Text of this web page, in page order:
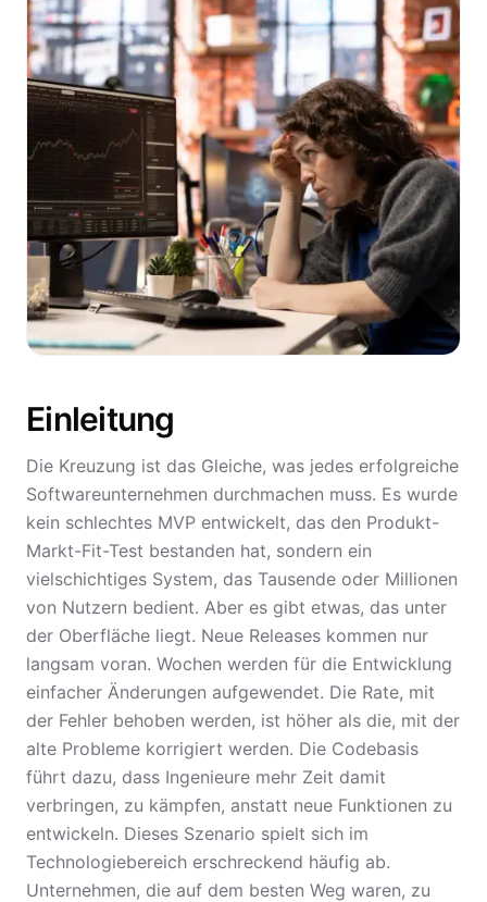
Einleitung
Die Kreuzung ist das Gleiche, was jedes erfolgreiche
Softwareunternehmen durchmachen muss. Es wurde
kein schlechtes MVP entwickelt, das den Produkt-
Markt-Fit-Test bestanden hat, sondern ein
vielschichtiges System, das Tausende oder Millionen
von Nutzern bedient. Aber es gibt etwas, das unter
der Oberfläche liegt. Neue Releases kommen nur
langsam voran. Wochen werden für die Entwicklung
einfacher Änderungen aufgewendet. Die Rate, mit
der Fehler behoben werden, ist höher als die, mit der
alte Probleme korrigiert werden. Die Codebasis
führt dazu, dass Ingenieure mehr Zeit damit
verbringen, zu kämpfen, anstatt neue Funktionen zu
entwickeln. Dieses Szenario spielt sich im
Technologiebereich erschreckend häufig ab.
Unternehmen, die auf dem besten Weg waren, zu